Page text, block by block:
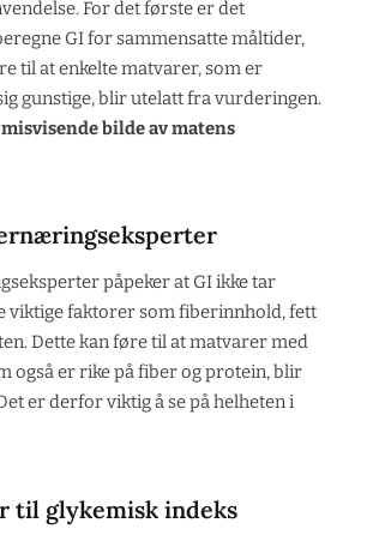
For det første er det
GI for sammensatte måltider,
til at enkelte matvarer, som er
gunstige, blir utelatt fra vurderingen.
bilde av matens
påpeker at GI ikke tar
viktige faktorer som fiberinnhold, fett
Dette kan føre til at matvarer med
også er rike på fiber og protein, blir
er derfor viktig å se på helheten i
til glykemisk indeks